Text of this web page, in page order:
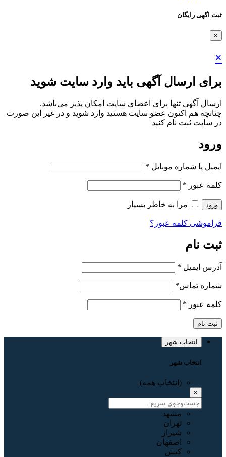
ثبت اگهی رایگان
×
×
برای ارسال آگهی باید وارد سایت شوید
ارسال آگهی تنها برای اعضای سایت امکان پذیر می‌باشد.
چنانچه هم‌ اکنون عضو سایت هستید وارد شوید و در غیر این صورت
در سایت ثبت نام کنید
ورود
ایمیل یا شماره موبایل *
کلمه عبور *
ورود مرا به خاطر بسپار
فراموشی کلمه عبور؟
ثبت نام
آدرس ایمیل *
شماره تماس*
کلمه عبور *
ثبت نام
انتخاب شهر
انتخاب شهر
(انتخاب همه)
×
مشهد
تهران
شیراز
اصفهان
کیش